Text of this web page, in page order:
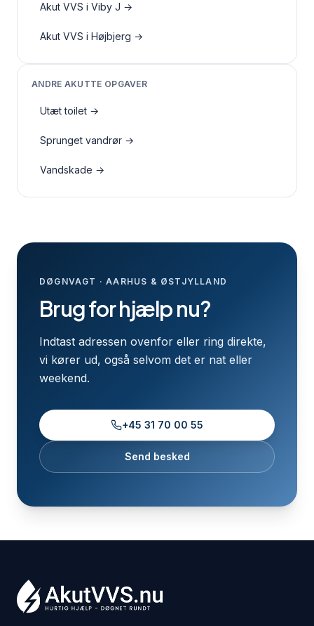
Akut VVS i Viby J →
Akut VVS i Højbjerg →
ANDRE AKUTTE OPGAVER
Utæt toilet →
Sprunget vandrør →
Vandskade →
DØGNVAGT · AARHUS & ØSTJYLLAND
Brug for hjælp nu?
Indtast adressen ovenfor eller ring direkte,
vi kører ud, også selvom det er nat eller
weekend.
+45 31 70 00 55
Send besked